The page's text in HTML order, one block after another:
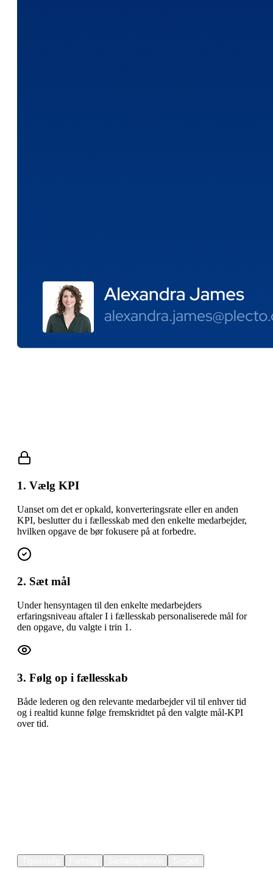
1. Vælg KPI
Uanset om det er opkald, konverteringsrate eller en anden
KPI, beslutter du i fællesskab med den enkelte medarbejder,
hvilken opgave de bør fokusere på at forbedre.
2. Sæt mål
Under hensyntagen til den enkelte medarbejders
erfaringsniveau aftaler I i fællesskab personaliserede mål for
den opgave, du valgte i trin 1.
3. Følg op i fællesskab
Både lederen og den relevante medarbejder vil til enhver tid
og i realtid kunne følge fremskridtet på den valgte mål-KPI
over tid.